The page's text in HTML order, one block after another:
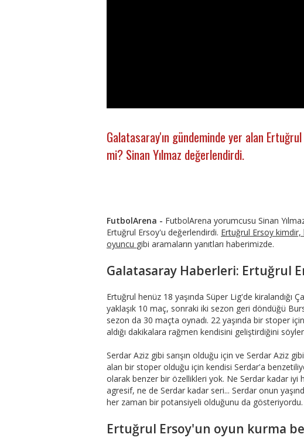
Galatasaray'ın gündeminde yer alan Ertuğrul
mi? Sinan Yılmaz değerlendirdi.
FutbolArena - FutbolArena yorumcusu Sinan
Ertuğrul Ersoy'u değerlendirdi. Ertuğrul Ersoy kimdir,
oyuncu gibi aramaların yanıtları haberimizde.
Galatasaray Haberleri: Ertuğrul
Ertuğrul henüz 18 yaşında Süper Lig'de kiralandığı
yaklaşık 10 maç, sonraki iki sezon geri döndüğü
sezon da 30 maçta oynadı. 22 yaşında bir stoper
aldığı dakikalara rağmen kendisini geliştirdiğini
Serdar Aziz gibi sarışın olduğu için ve Serdar Aziz
alan bir stoper olduğu için kendisi Serdar'a
olarak benzer bir özellikleri yok. Ne Serdar kadar iyi
agresif, ne de Serdar kadar seri... Serdar onun
her zaman bir potansiyeli olduğunu da
Ertuğrul Ersoy'un oyun kurma